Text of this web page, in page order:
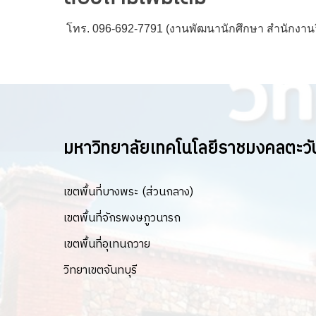
โทร. 096-692-7791 (งานพัฒนานักศึกษา สำนักงาน
มหาวิทยาลัยเทคโนโลยีราชมงคลตะ
เขตพื้นที่บางพระ (ส่วนกลาง)
เขตพื้นที่จักรพงษภูวนารถ
เขตพื้นที่อุเทนถวาย
วิทยาเขตจันทบุรี